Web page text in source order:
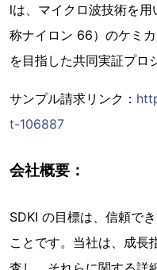
lは、マイクロ波技術を
称ナイロン 66）のケミ
を目指した共同実証プロ
サンプル請求リンク：
t-106887
会社概要：
SDKI の目標は、信頼で
ことです。当社は、成長